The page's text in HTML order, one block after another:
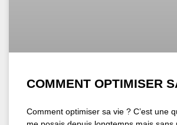
COMMENT OPTIMISER
Comment optimiser sa vie ? C’est une